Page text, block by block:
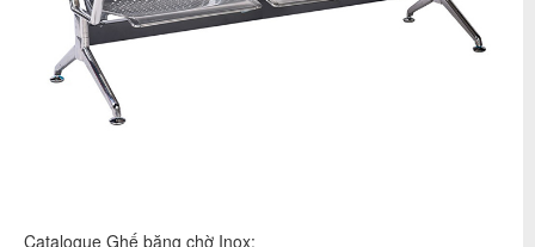
Catalogue Ghế băng chờ Inox: